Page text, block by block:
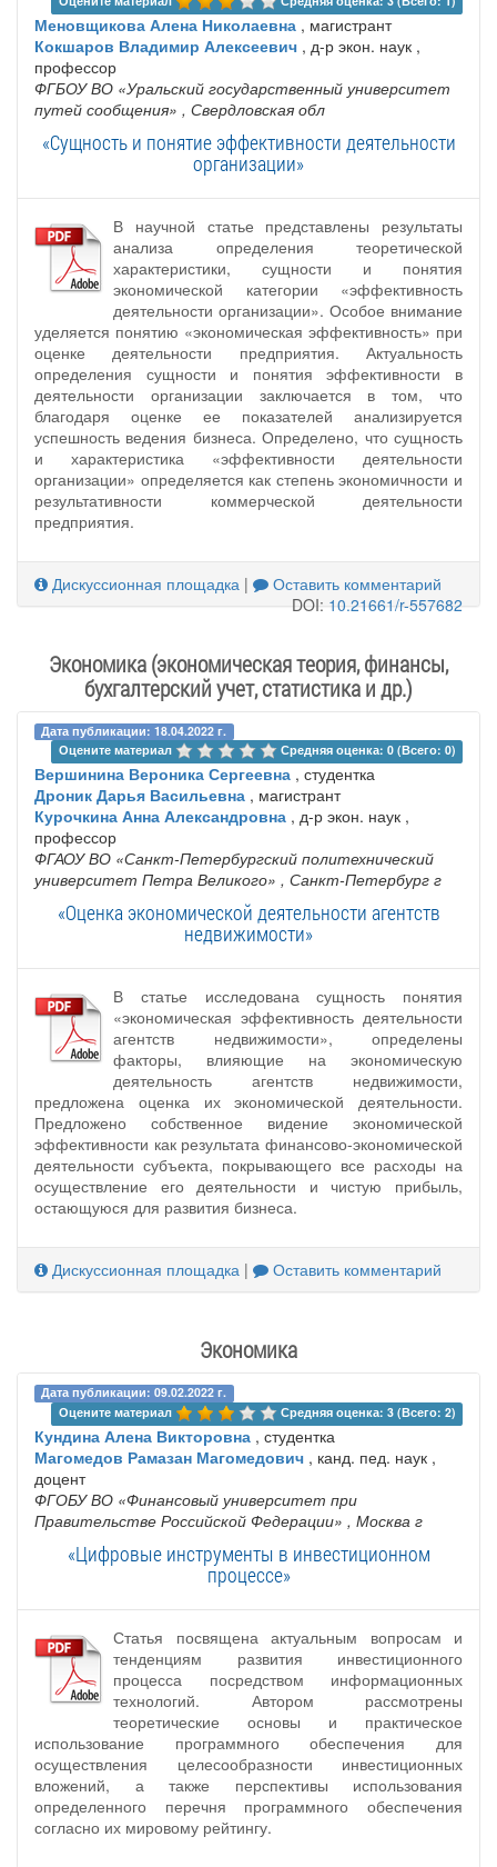
Меновщикова Алена Николаевна , магистрант
Кокшаров Владимир Алексеевич , д-р экон. наук ,
профессор
ФГБОУ ВО «Уральский государственный университет
путей сообщения» , Свердловская обл
«Сущность и понятие эффективности деятельности
организации»
В научной статье представлены результаты
анализа определения теоретической
характеристики, сущности и понятия
экономической категории «эффективность
деятельности организации». Особое внимание
уделяется понятию «экономическая эффективность» при
оценке деятельности предприятия. Актуальность
определения сущности и понятия эффективности в
деятельности организации заключается в том, что
благодаря оценке ее показателей анализируется
успешность ведения бизнеса. Определено, что сущность
и характеристика «эффективности деятельности
организации» определяется как степень экономичности и
результативности коммерческой деятельности
предприятия.
Дискуссионная площадка |
Оставить комментарий
DOI:10.21661/r-557682
Экономика (экономическая теория, финансы,
бухгалтерский учет, статистика и др.)
Дата публикации: 18.04.2022 г.
Оцените материал
Средняя оценка: 0 (Всего: 0)
Вершинина Вероника Сергеевна , студентка
Дроник Дарья Васильевна , магистрант
Курочкина Анна Александровна , д-р экон. наук ,
профессор
ФГАОУ ВО «Санкт-Петербургский политехнический
университет Петра Великого» , Санкт-Петербург г
«Оценка экономической деятельности агентств
недвижимости»
В статье исследована сущность понятия
«экономическая эффективность деятельности
агентств недвижимости», определены
факторы, влияющие на экономическую
деятельность агентств недвижимости,
предложена оценка их экономической деятельности.
Предложено собственное видение экономической
эффективности как результата финансово-экономической
деятельности субъекта, покрывающего все расходы на
осуществление его деятельности и чистую прибыль,
остающуюся для развития бизнеса.
Дискуссионная площадка | Оставить комментарий
Экономика
Дата публикации: 09.02.2022 г.
Оцените материал
Средняя оценка: 3 (Всего: 2)
Кундина Алена Викторовна , студентка
Магомедов Рамазан Магомедович , канд. пед. наук ,
доцент
ФГОБУ ВО «Финансовый университет при
Правительстве Российской Федерации» , Москва г
«Цифровые инструменты в инвестиционном
процессе»
Статья посвящена актуальным вопросам и
тенденциям развития инвестиционного
процесса посредством информационных
технологий. Автором рассмотрены
теоретические основы и практическое
использование программного обеспечения для
осуществления целесообразности инвестиционных
вложений, а также перспективы использования
определенного перечня программного обеспечения
согласно их мировому рейтингу.